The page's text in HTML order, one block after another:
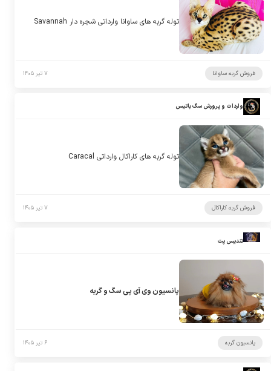
توله گربه های ساوانا وارداتی شجره دار Savannah
فروش گربه ساوانا ۷ تیر ۱۴۰۵
واردات و پرورش سگ باتیس
توله گربه های کاراکال وارداتی Caracal
فروش گربه کاراکال ۷ تیر ۱۴۰۵
تندیس پت
پانسیون وی آی پی سگ و گربه
پانسیون گربه ۶ تیر ۱۴۰۵